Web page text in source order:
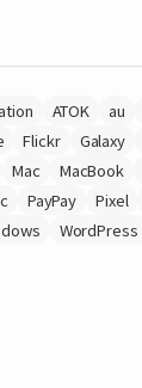
ATOK au
Flickr Galaxy
Mac MacBook
PayPay Pixel
WordPress